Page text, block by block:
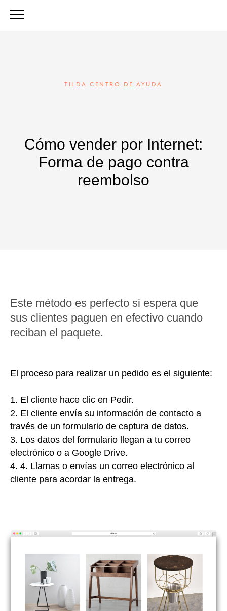
TILDA CENTRO DE AYUDA
Cómo vender por Internet:
Forma de pago contra
reembolso
Este método es perfecto si espera que
sus clientes paguen en efectivo cuando
reciban el paquete.
El proceso para realizar un pedido es el siguiente:
1. El cliente hace clic en Pedir.
2. El cliente envía su información de contacto a
través de un formulario de captura de datos.
3. Los datos del formulario llegan a tu correo
electrónico o a Google Drive.
4. 4. Llamas o envías un correo electrónico al
cliente para acordar la entrega.